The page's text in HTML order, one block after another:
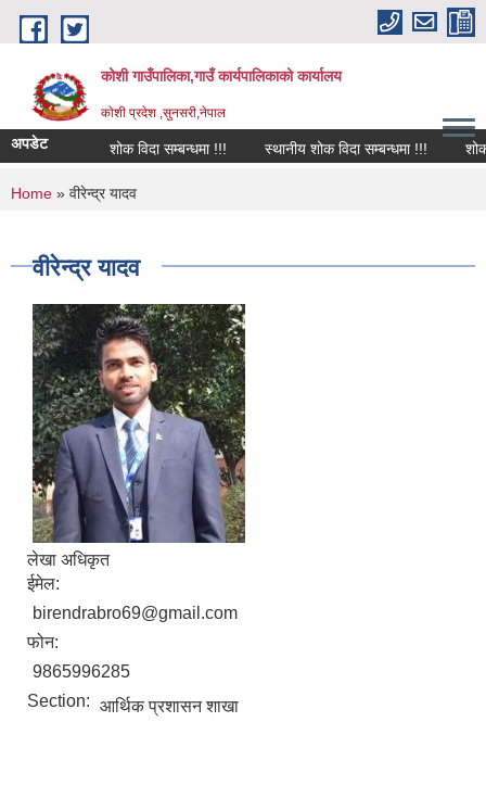
Skip to main content
कोशी गाउँपालिका,गाउँ कार्यपालिकाको कार्यालय
काेशी प्रदेश ,सुनसरी,नेपाल
अपडेट शोक विदा सम्बन्धमा !!! स्थानीय शोक विदा सम्बन्धमा !!! शोक
You are here
Home » वीरेन्द्र यादव
वीरेन्द्र यादव
लेखा अधिकृत
ईमेल:
birendrabro69@gmail.com
फोन:
9865996285
Section: आर्थिक प्रशासन शाखा